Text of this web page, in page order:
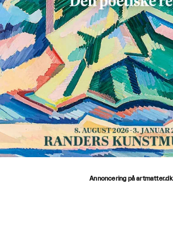
Annoncering på artmatter.dk